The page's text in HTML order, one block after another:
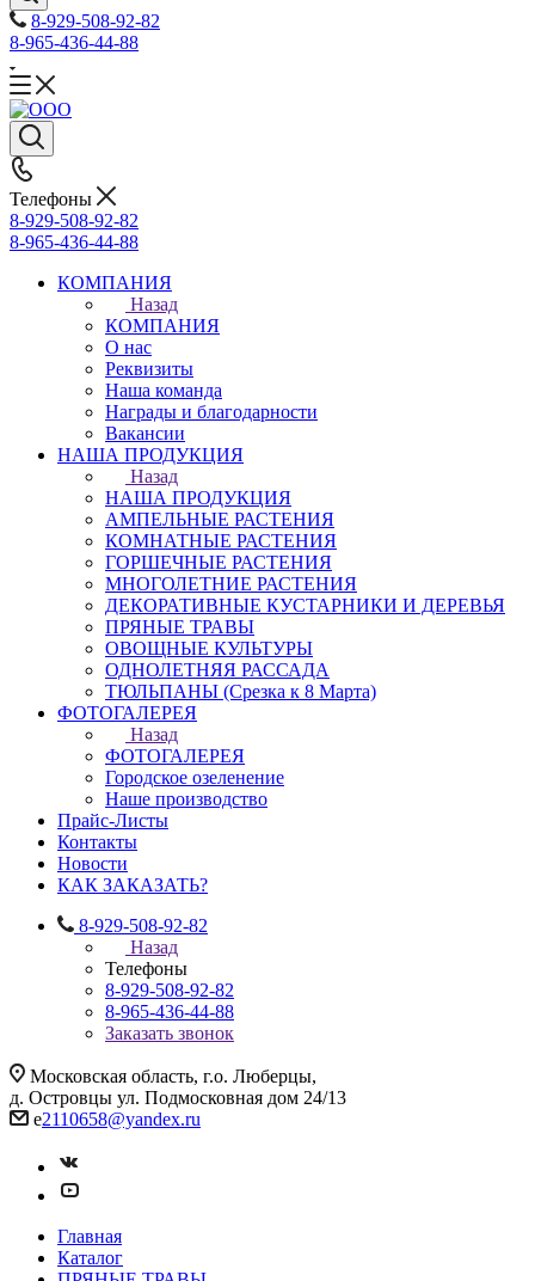
8-929-508-92-82
8-965-436-44-88
Телефоны
8-929-508-92-82
8-965-436-44-88
КОМПАНИЯ
Назад
КОМПАНИЯ
О нас
Реквизиты
Наша команда
Награды и благодарности
Вакансии
НАША ПРОДУКЦИЯ
Назад
НАША ПРОДУКЦИЯ
АМПЕЛЬНЫЕ РАСТЕНИЯ
КОМНАТНЫЕ РАСТЕНИЯ
ГОРШЕЧНЫЕ РАСТЕНИЯ
МНОГОЛЕТНИЕ РАСТЕНИЯ
ДЕКОРАТИВНЫЕ КУСТАРНИКИ И ДЕРЕВЬЯ
ПРЯНЫЕ ТРАВЫ
ОВОЩНЫЕ КУЛЬТУРЫ
ОДНОЛЕТНЯЯ РАССАДА
ТЮЛЬПАНЫ (Срезка к 8 Марта)
ФОТОГАЛЕРЕЯ
Назад
ФОТОГАЛЕРЕЯ
Городское озеленение
Наше производство
Прайс-Листы
Контакты
Новости
КАК ЗАКАЗАТЬ?
8-929-508-92-82
Назад
Телефоны
8-929-508-92-82
8-965-436-44-88
Заказать звонок
Московская область, г.о. Люберцы,
д. Островцы ул. Подмосковная дом 24/13
e2110658@yandex.ru
Главная
Каталог